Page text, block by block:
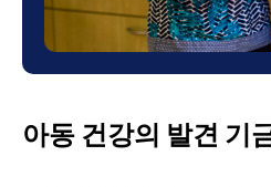
아동 건강의 발견 기